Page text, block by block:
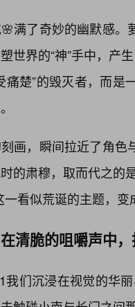
满了奇妙的幽默感
世界的“神”手中，产
痛楚”的毁灭者，而
画，瞬间拉近了角
的肃穆，取而代之的
一看似荒诞的主题，
清脆的咀嚼声中
我们沉浸在视觉的华